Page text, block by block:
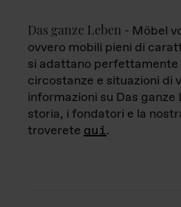
Das ganze Leben - Möbel
ovvero mobili pieni di
si adattano perfettamente
circostanze e situazioni di
informazioni su Das ganze
storia, i fondatori e la
troverete qui.